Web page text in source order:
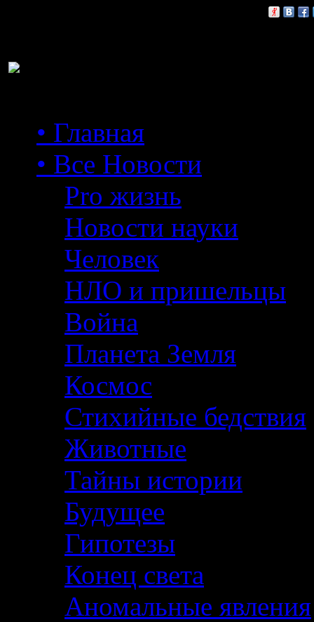
• Главная
• Все Новости
Pro жизнь
Новости науки
Человек
НЛО и пришельцы
Война
Планета Земля
Космос
Стихийные бедствия
Животные
Тайны истории
Будущее
Гипотезы
Конец света
Аномальные явления